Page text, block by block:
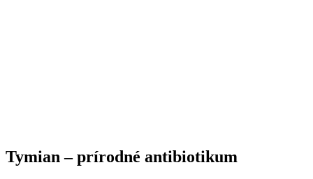
Tymian – prírodné antibiotikum